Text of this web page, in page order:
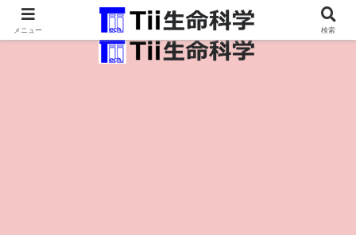
医療保健・生命・生物の情報インフラ。
メニュー 検索